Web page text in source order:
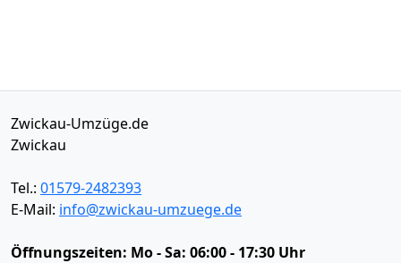
Zwickau-Umzüge.de
Zwickau
Tel.: 01579-2482393
E-Mail: info@zwickau-umzuege.de
Öffnungszeiten: Mo - Sa: 06:00 - 17:30 Uhr